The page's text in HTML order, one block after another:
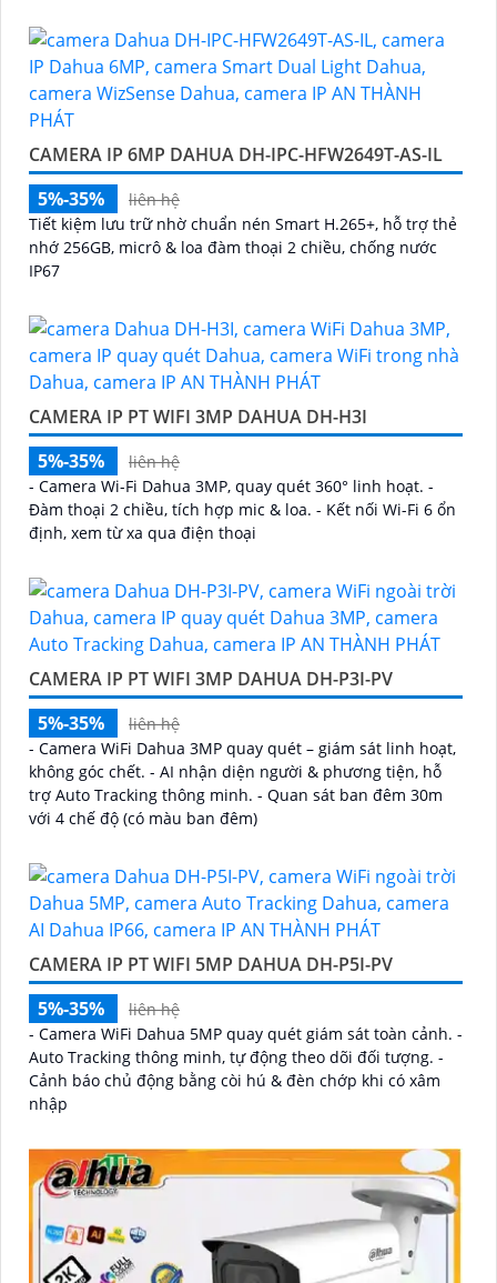
CAMERA IP 6MP DAHUA DH-IPC-HFW2649T-AS-IL
5%-35%
liên hệ
Tiết kiệm lưu trữ nhờ chuẩn nén Smart H.265+, hỗ trợ thẻ
nhớ 256GB, micrô & loa đàm thoại 2 chiều, chống nước
IP67
CAMERA IP PT WIFI 3MP DAHUA DH-H3I
5%-35%
liên hệ
- Camera Wi-Fi Dahua 3MP, quay quét 360° linh hoạt. -
Đàm thoại 2 chiều, tích hợp mic & loa. - Kết nối Wi-Fi 6 ổn
định, xem từ xa qua điện thoại
CAMERA IP PT WIFI 3MP DAHUA DH-P3I-PV
5%-35%
liên hệ
- Camera WiFi Dahua 3MP quay quét – giám sát linh hoạt,
không góc chết. - AI nhận diện người & phương tiện, hỗ
trợ Auto Tracking thông minh. - Quan sát ban đêm 30m
với 4 chế độ (có màu ban đêm)
CAMERA IP PT WIFI 5MP DAHUA DH-P5I-PV
5%-35%
liên hệ
- Camera WiFi Dahua 5MP quay quét giám sát toàn cảnh. -
Auto Tracking thông minh, tự động theo dõi đối tượng. -
Cảnh báo chủ động bằng còi hú & đèn chớp khi có xâm
nhập